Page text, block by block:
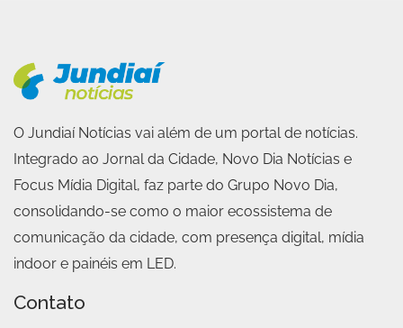
O Jundiaí Notícias vai além de um portal de notícias.
Integrado ao Jornal da Cidade, Novo Dia Notícias e
Focus Mídia Digital, faz parte do Grupo Novo Dia,
consolidando-se como o maior ecossistema de
comunicação da cidade, com presença digital, mídia
indoor e painéis em LED.
Contato